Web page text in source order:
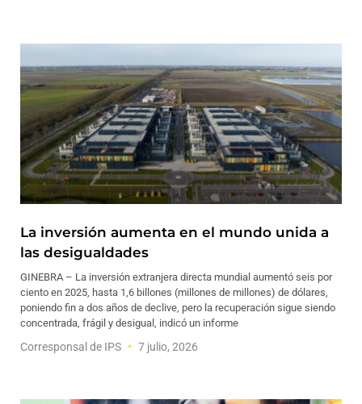
La inversión aumenta en el mundo unida a
las desigualdades
GINEBRA – La inversión extranjera directa mundial aumentó seis por
ciento en 2025, hasta 1,6 billones (millones de millones) de dólares,
poniendo fin a dos años de declive, pero la recuperación sigue siendo
concentrada, frágil y desigual, indicó un informe
Corresponsal de IPS 7 julio, 2026